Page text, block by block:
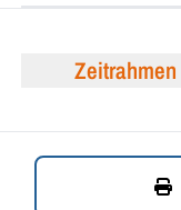
Zeitrahmen